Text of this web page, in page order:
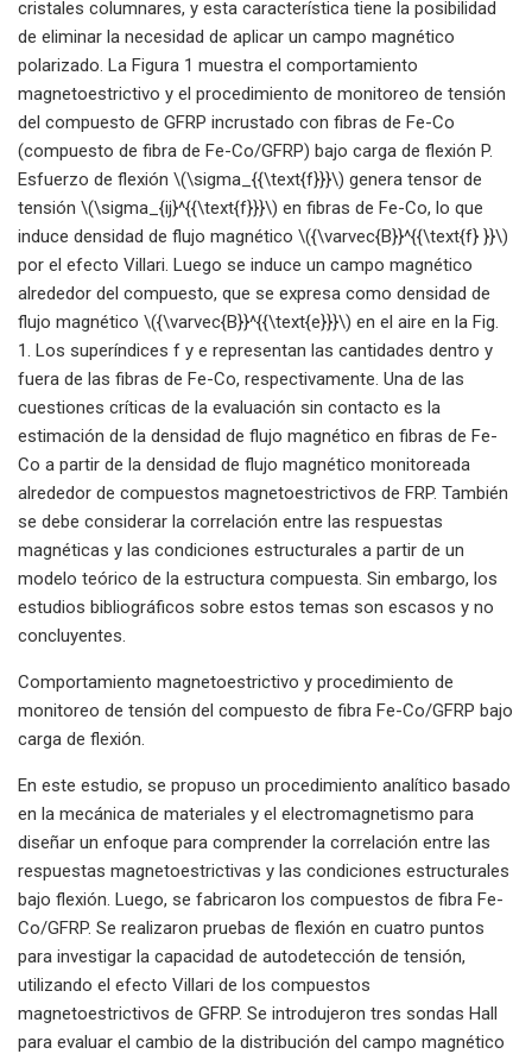
cristales columnares, y esta característica tiene la posibilidad
de eliminar la necesidad de aplicar un campo magnético
polarizado. La Figura 1 muestra el comportamiento
magnetoestrictivo y el procedimiento de monitoreo de tensión
del compuesto de GFRP incrustado con fibras de Fe-Co
(compuesto de fibra de Fe-Co/GFRP) bajo carga de flexión P.
Esfuerzo de flexión \(\sigma_{{\text{f}}}\) genera tensor de
tensión \(\sigma_{ij}^{{\text{f}}}\) en fibras de Fe-Co, lo que
induce densidad de flujo magnético \({\varvec{B}}^{{\text{f} }}\)
por el efecto Villari. Luego se induce un campo magnético
alrededor del compuesto, que se expresa como densidad de
flujo magnético \({\varvec{B}}^{{\text{e}}}\) en el aire en la Fig.
1. Los superíndices f y e representan las cantidades dentro y
fuera de las fibras de Fe-Co, respectivamente. Una de las
cuestiones críticas de la evaluación sin contacto es la
estimación de la densidad de flujo magnético en fibras de Fe-
Co a partir de la densidad de flujo magnético monitoreada
alrededor de compuestos magnetoestrictivos de FRP. También
se debe considerar la correlación entre las respuestas
magnéticas y las condiciones estructurales a partir de un
modelo teórico de la estructura compuesta. Sin embargo, los
estudios bibliográficos sobre estos temas son escasos y no
concluyentes.
Comportamiento magnetoestrictivo y procedimiento de
monitoreo de tensión del compuesto de fibra Fe-Co/GFRP bajo
carga de flexión.
En este estudio, se propuso un procedimiento analítico basado
en la mecánica de materiales y el electromagnetismo para
diseñar un enfoque para comprender la correlación entre las
respuestas magnetoestrictivas y las condiciones estructurales
bajo flexión. Luego, se fabricaron los compuestos de fibra Fe-
Co/GFRP. Se realizaron pruebas de flexión en cuatro puntos
para investigar la capacidad de autodetección de tensión,
utilizando el efecto Villari de los compuestos
magnetoestrictivos de GFRP. Se introdujeron tres sondas Hall
para evaluar el cambio de la distribución del campo magnético